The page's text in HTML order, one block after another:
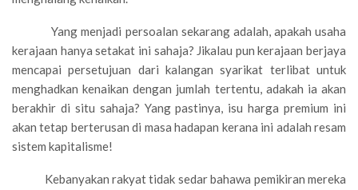
Yang menjadi persoalan sekarang adalah, apakah usaha
kerajaan hanya setakat ini sahaja? Jikalau pun kerajaan berjaya
mencapai persetujuan dari kalangan syarikat terlibat untuk
menghadkan kenaikan dengan jumlah tertentu, adakah ia akan
berakhir di situ sahaja? Yang pastinya, isu harga premium ini
akan tetap berterusan di masa hadapan kerana ini adalah resam
sistem kapitalisme!
Kebanyakan rakyat tidak sedar bahawa pemikiran mereka